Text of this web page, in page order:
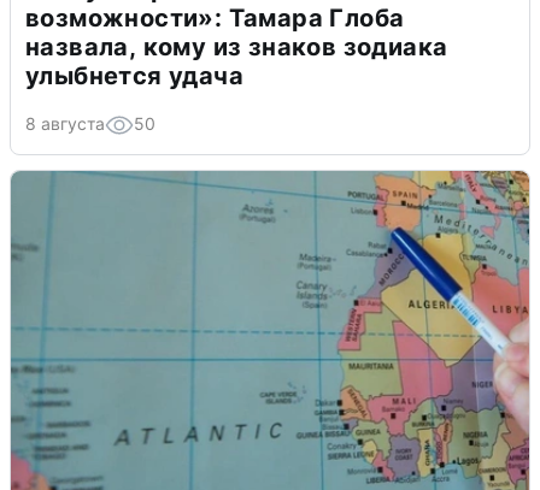
возможности»: Тамара Глоба
назвала, кому из знаков зодиака
улыбнется удача
8 августа 50